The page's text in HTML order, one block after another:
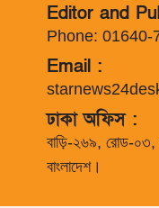
Editor and
Phone: 01640-
Email :
ঢাকা অফিস :
বাড়ি-২৬৯, রোড-০৩,
বাংলাদেশ।